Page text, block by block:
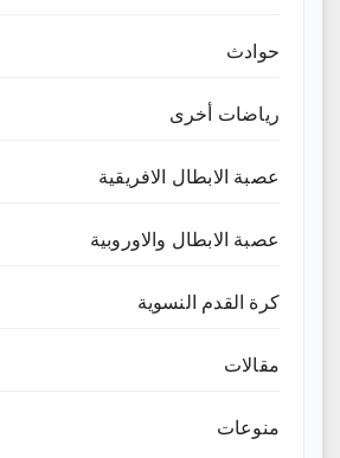
حوادث
رياضات أخرى
عصبة الابطال الافريقية
عصبة الابطال والاوروبية
كرة القدم النسوية
مقالات
منوعات